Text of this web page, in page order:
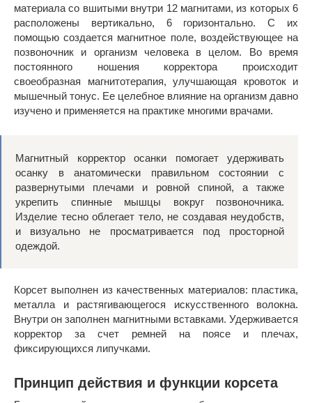
материала со вшитыми внутри 12 магнитами, из которых 6
расположены вертикально, 6 горизонтально. С их
помощью создается магнитное поле, воздействующее на
позвоночник и организм человека в целом. Во время
постоянного ношения корректора происходит
своеобразная магнитотерапия, улучшающая кровоток и
мышечный тонус. Ее целебное влияние на организм давно
изучено и применяется на практике многими врачами.
Магнитный корректор осанки помогает удерживать
осанку в анатомически правильном состоянии с
развернутыми плечами и ровной спиной, а также
укрепить спинные мышцы вокруг позвоночника.
Изделие тесно облегает тело, не создавая неудобств,
и визуально не просматривается под просторной
одеждой.
Корсет выполнен из качественных материалов: пластика,
металла и растягивающегося искусственного волокна.
Внутри он заполнен магнитными вставками. Удерживается
корректор за счет ремней на поясе и плечах,
фиксирующихся липучками.
Принцип действия и функции корсета